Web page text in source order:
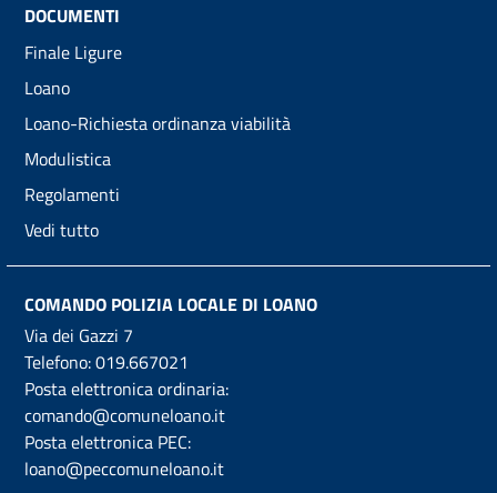
DOCUMENTI
Finale Ligure
Loano
Loano-Richiesta ordinanza viabilità
Modulistica
Regolamenti
Vedi tutto
COMANDO POLIZIA LOCALE DI LOANO
Via dei Gazzi 7
Telefono:019.667021
Posta elettronica ordinaria:
comando@comuneloano.it
Posta elettronica PEC:
loano@peccomuneloano.it